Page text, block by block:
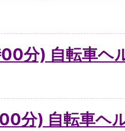
分) 自転車ヘ
分) 自転車ヘ